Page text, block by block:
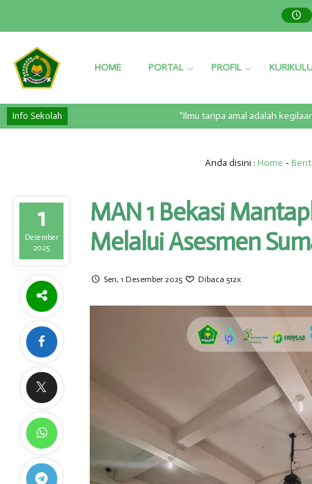
HOME PORTAL PROFIL
Info Sekolah "Ilmu tanpa amal adalah kegilaan,
Anda disini : Home -
1
Desember
2025
MAN 1 Bekasi
Melalui Asesmen
Sen, 1 Desember 2025 Dibaca 512x